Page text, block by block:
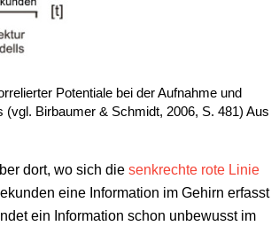
Potentiale bei der Aufnahme und
Birbaumer & Schmidt, 2006, S. 481) Aus
dort, wo sich die senkrechte rote Linie
eine Information im Gehirn erfasst
ein Information schon unbewusst im